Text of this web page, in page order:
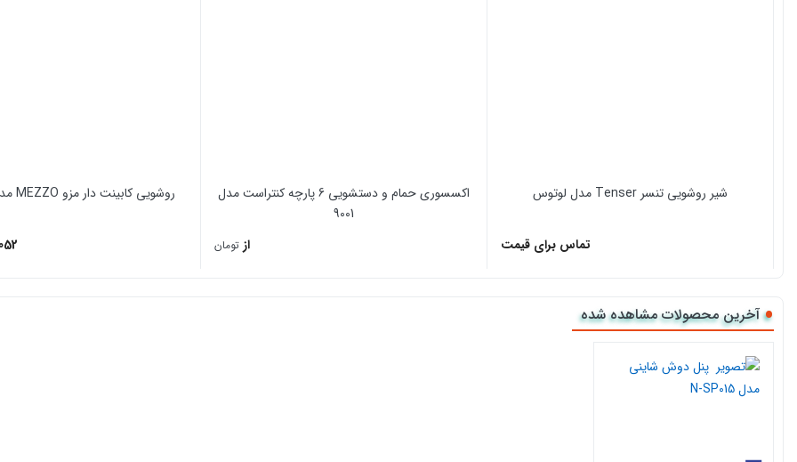
شیر روشویی تنسر Tenser مدل لوتوس
تماس برای قیمت
اکسسوری حمام و دستشویی 6 پارچه کنتراست مدل
9001
از تومان
روشویی کابینت دار مزو MEZZO مدل Florence
آخرین محصولات مشاهده شده